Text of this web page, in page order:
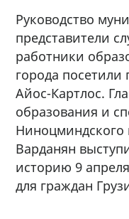
Руководство
представители
работники
города посетили
Айос-Картлос.
образования и
Ниноцминдского
Варданян
историю 9
для граждан